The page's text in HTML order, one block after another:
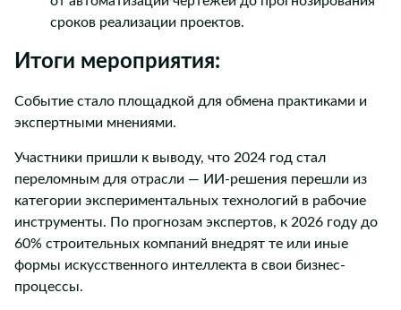
сроков реализации проектов.
Итоги мероприятия:
Событие стало площадкой для обмена практиками и
экспертными мнениями.
Участники пришли к выводу, что 2024 год стал
переломным для отрасли — ИИ-решения перешли из
категории экспериментальных технологий в рабочие
инструменты. По прогнозам экспертов, к 2026 году до
60% строительных компаний внедрят те или иные
формы искусственного интеллекта в свои бизнес-
процессы.